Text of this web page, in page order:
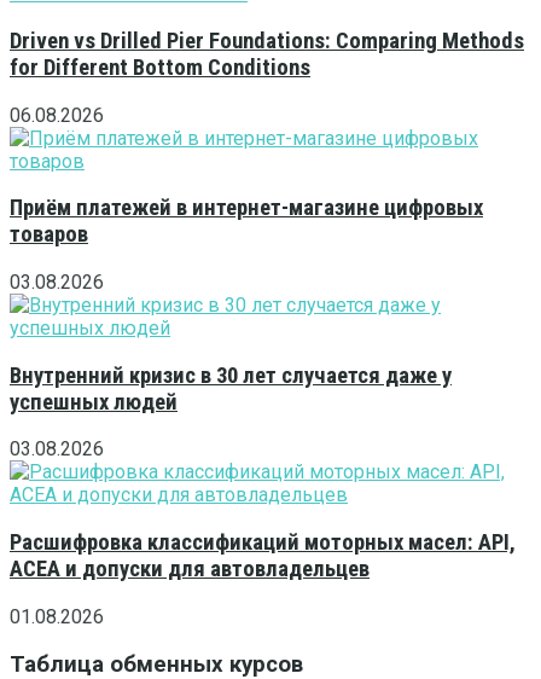
Driven vs Drilled Pier Foundations: Comparing Methods
for Different Bottom Conditions
06.08.2026
Приём платежей в интернет-магазине цифровых
товаров
03.08.2026
Внутренний кризис в 30 лет случается даже у
успешных людей
03.08.2026
Расшифровка классификаций моторных масел: API,
ACEA и допуски для автовладельцев
01.08.2026
Таблица обменных курсов